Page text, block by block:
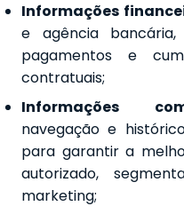
Informações
e agência
pagamentos e
contratuais;
Informações
navegação e
para garantir a
autorizado,
marketing;